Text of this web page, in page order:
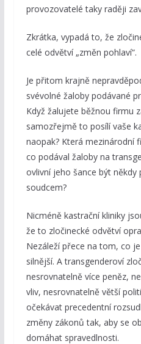
provozovatelé taky raději
Zkrátka, vypadá to, že
celé odvětví „změn pohlaví“.
Je přitom krajně
svévolné žaloby podávané
Když žalujete běžnou firmu
samozřejmě to posílí vaše
naopak? Která mezinárodní
co podával žaloby na
ovlivní jeho šance být někdy
soudcem?
Nicméně kastrační kliniky
že to zločinecké odvětví
Nezáleží přece na tom, co
silnější. A transgenderoví
nesrovnatelně více peněz,
vliv, nesrovnatelně větší
očekávat precedentní
změny zákonů tak, aby se
domáhat spravedlnosti.